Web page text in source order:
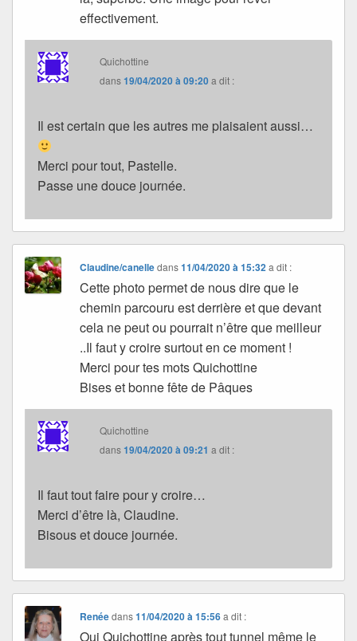
effectivement.
Quichottine
dans19/04/2020 à 09:20a dit :
Il est certain que les autres me plaisaient aussi…
Merci pour tout, Pastelle.
Passe une douce journée.
Claudine/canelledans11/04/2020 à 15:32 a dit :
Cette photo permet de nous dire que le
chemin parcouru est derrière et que devant
cela ne peut ou pourrait n’être que meilleur
..Il faut y croire surtout en ce moment !
Merci pour tes mots Quichottine
Bises et bonne fête de Pâques
Quichottine
dans19/04/2020 à 09:21 a dit :
Il faut tout faire pour y croire…
Merci d’être là, Claudine.
Bisous et douce journée.
Renéedans11/04/2020 à 15:56 a dit :
Oui Quichottine après tout tunnel même le